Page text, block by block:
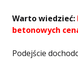
Warto wiedzieć:
betonowych
Podejście